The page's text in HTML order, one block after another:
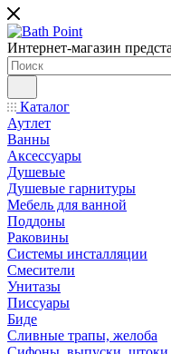
Интернет-магазин
Каталог
Аутлет
Ванны
Аксессуары
Душевые
Душевые гарнитуры
Мебель для ванной
Поддоны
Раковины
Системы инсталляции
Смесители
Унитазы
Писсуары
Биде
Сливные трапы, желоба